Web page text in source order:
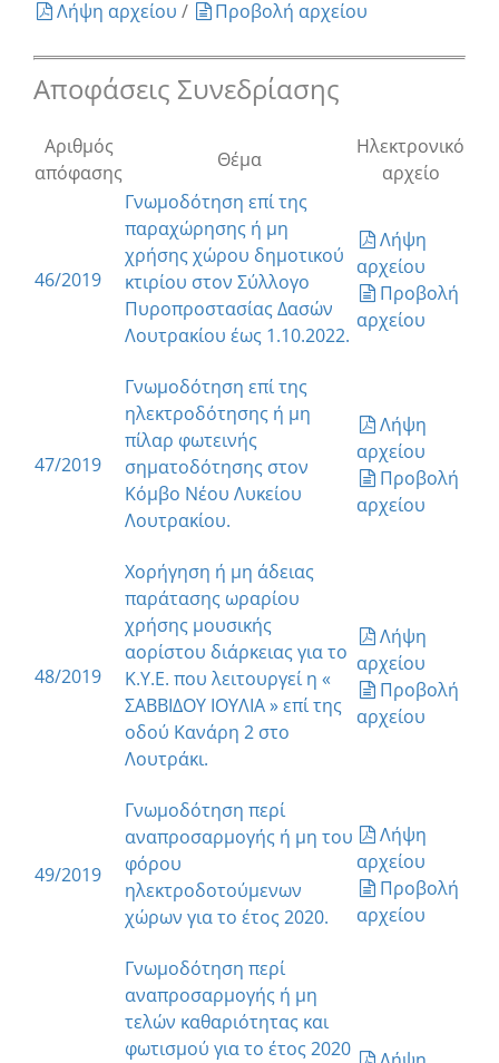
Λήψη αρχείου / Προβολή αρχείου
Αποφάσεις Συνεδρίασης
Αριθμός
απόφασης
Θέμα
Ηλεκτρονικό
αρχείο
46/2019
Γνωμοδότηση επί της
παραχώρησης ή μη
χρήσης χώρου δημοτικού
κτιρίου στον Σύλλογο
Πυροπροστασίας Δασών
Λουτρακίου έως 1.10.2022.
Λήψη
αρχείου
Προβολή
αρχείου
47/2019
Γνωμοδότηση επί της
ηλεκτροδότησης ή μη
πίλαρ φωτεινής
σηματοδότησης στον
Κόμβο Νέου Λυκείου
Λουτρακίου.
Λήψη
αρχείου
Προβολή
αρχείου
48/2019
Χορήγηση ή μη άδειας
παράτασης ωραρίου
χρήσης μουσικής
αορίστου διάρκειας για το
Κ.Υ.Ε. που λειτουργεί η «
ΣΑΒΒΙΔΟΥ ΙΟΥΛΙΑ » επί της
οδού Κανάρη 2 στο
Λουτράκι.
Λήψη
αρχείου
Προβολή
αρχείου
49/2019
Γνωμοδότηση περί
αναπροσαρμογής ή μη του
φόρου
ηλεκτροδοτούμενων
χώρων για το έτος 2020.
Λήψη
αρχείου
Προβολή
αρχείου
Γνωμοδότηση περί
αναπροσαρμογής ή μη
τελών καθαριότητας και
φωτισμού για το έτος 2020